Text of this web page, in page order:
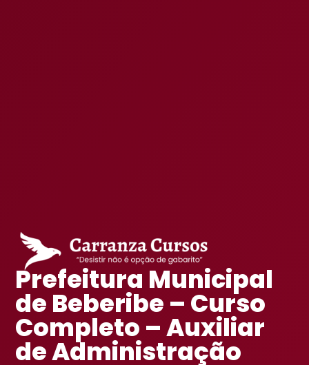
Prefeitura Municipal
de Beberibe – Curso
Completo – Auxiliar
de Administração